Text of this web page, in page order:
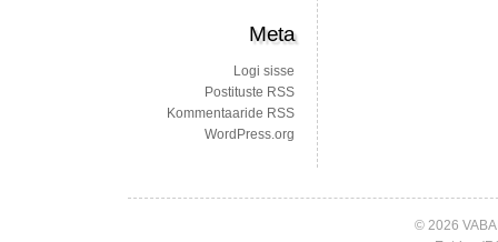
Meta
Logi sisse
Postituste RSS
Kommentaaride RSS
WordPress.org
© 2026